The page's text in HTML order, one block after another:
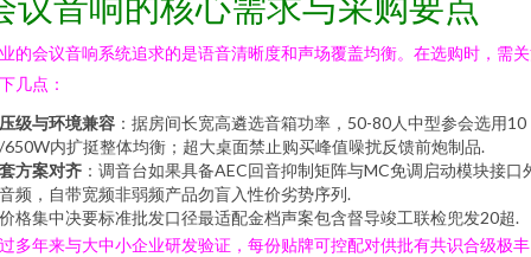
的会议音响系统追求的是语音清晰度和声场覆盖均衡。在选购时，需
几点：
级与环境兼容 ：据房间长宽高遴选音箱功率，50-80人中型参会选用10
650W内扩挺整体均衡；超大桌面禁止购买峰值噪扰反馈前炮制品.
方案对齐 ：调音台如果具备AEC回音抑制矩阵与MC免调启动模块接口
频，自带宽频非弱频产品勿盲入性价劣势序列.
格集中决要标准批发口径最适配金档声案包含督导竣工联检兜发20超.
多年来与大中小企业研发验证，每份贴牌可控配对供批有共识合级极